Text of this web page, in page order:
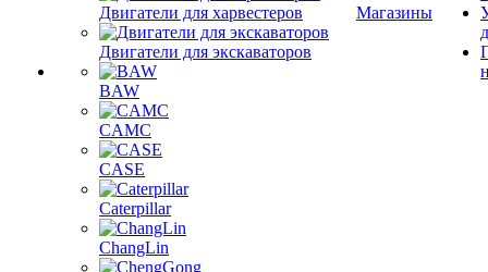
Двигатели для харвестеров
Двигатели для экскаваторов
BAW
CAMC
CASE
Caterpillar
ChangLin
Магазины